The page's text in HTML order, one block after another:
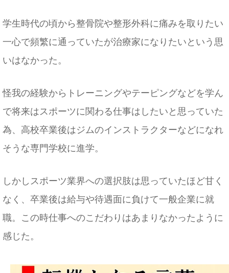
学生時代の頃から整骨院や整形外科に痛みを取りたい
一心で頻繁に通っていたが治療家になりたいという思
いはなかった。
怪我の経験からトレーニングやテーピングなどを学ん
で将来はスポーツに関わる仕事はしたいと思っていた
為、高校卒業後はジムのインストラクターなどになれ
そうな専門学校に進学。
しかしスポーツ業界への選択肢は思っていたほど甘く
なく、卒業後は給与や待遇面に負けて一般企業に就
職。この時仕事へのこだわりはあまりなかったように
感じた。